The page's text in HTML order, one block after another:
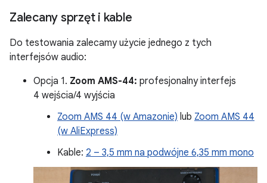
Zalecany sprzęt i kable
Do testowania zalecamy użycie jednego z tych
interfejsów audio:
Opcja 1. Zoom AMS-44: profesjonalny interfejs
4 wejścia/4 wyjścia
Zoom AMS 44 (w Amazonie) lub Zoom AMS 44
(w AliExpress)
Kable: 2 – 3,5 mm na podwójne 6,35 mm mono